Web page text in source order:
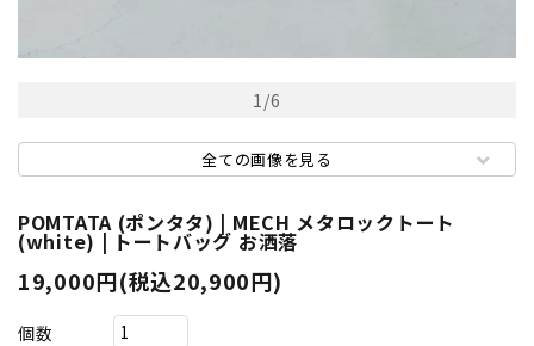
1/6
全ての画像を見る
POMTATA (ポンタタ) | MECH メタロックトート
(white) | トートバッグ お洒落
19,000円(税込20,900円)
個数